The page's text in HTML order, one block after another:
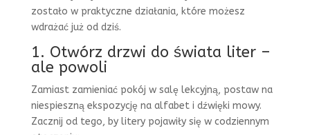
zostało w praktyczne działania, które możesz
wdrażać już od dziś.
1. Otwórz drzwi do świata liter –
ale powoli
Zamiast zamieniać pokój w salę lekcyjną, postaw na
niespieszną ekspozycję na alfabet i dźwięki mowy.
Zacznij od tego, by litery pojawiły się w codziennym